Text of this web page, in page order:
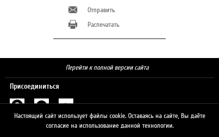
Отправить
Распечатать
Перейти к полной версии сайта
Присоединиться
Настоящий сайт использует файлы cookie. Оставаясь на сайте, Вы даёте
согласие на использование данной технологии.